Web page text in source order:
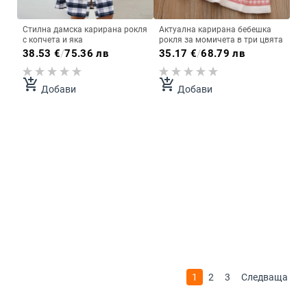
Стилна дамска карирана рокля
с копчета и яка
38.53 €/75.36 лв
add_shopping_cart Добави
Актуална карирана бебешка
рокля за момичета в три цвята
35.17 €/68.79 лв
add_shopping_cart Добави
1 2 3 Следваща